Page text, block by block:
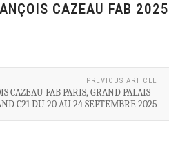
CAZEAU FAB
PREVIOUS ARTICLE
CAZEAU FAB PARIS, GRAND PALAIS –
C21 DU 20 AU 24 SEPTEMBRE 2025